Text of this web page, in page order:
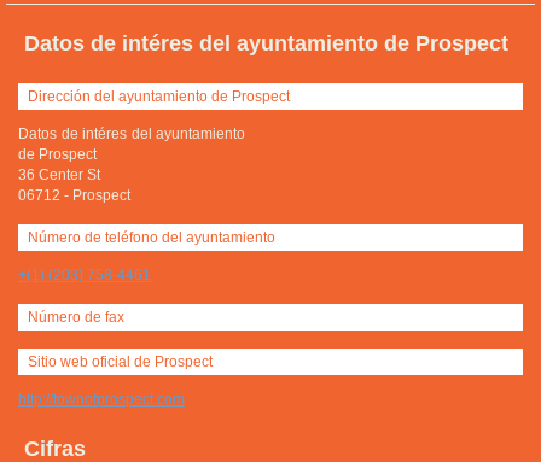
Datos de intéres del ayuntamiento de Prospect
Dirección del ayuntamiento de Prospect
Datos de intéres del ayuntamiento
de Prospect
36 Center St
06712 - Prospect
Número de teléfono del ayuntamiento
+(1) (203) 758-4461
Número de fax
Sitio web oficial de Prospect
http://townofprospect.com
Cifras